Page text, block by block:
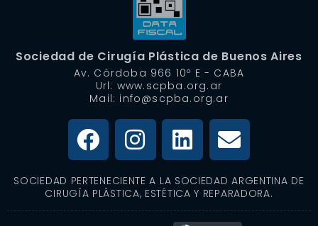
Sociedad de Cirugía Plástica de Buenos Aires
Av. Córdoba 966 10º E - CABA
Url: www.scpba.org.ar
Mail: info@scpba.org.ar
SOCIEDAD PERTENECIENTE A LA SOCIEDAD ARGENTINA DE
CIRUGÍA PLÁSTICA, ESTÉTICA Y REPARADORA.